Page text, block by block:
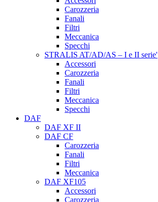
Carozzeria
Fanali
Filtri
Meccanica
Specchi
STRALIS AT/AD/AS – I e II serie'
Accessori
Carozzeria
Fanali
Filtri
Meccanica
Specchi
DAF
DAF XF II
DAF CF
Carozzeria
Fanali
Filtri
Meccanica
DAF XF105
Accessori
Carozzeria